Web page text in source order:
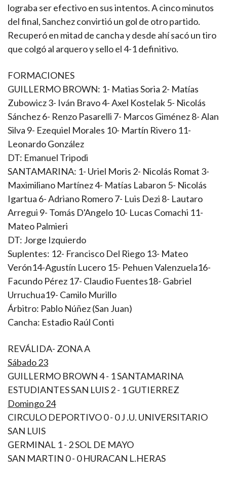
lograba ser efectivo en sus intentos. A cinco minutos
del final, Sanchez convirtió un gol de otro partido.
Recuperó en mitad de cancha y desde ahí sacó un tiro
que colgó al arquero y sello el 4-1 definitivo.
FORMACIONES
GUILLERMO BROWN: 1- Matias Soria 2- Matías
Zubowicz 3- Iván Bravo 4- Axel Kostelak 5- Nicolás
Sánchez 6- Renzo Pasarelli 7- Marcos Giménez 8- Alan
Silva 9- Ezequiel Morales 10- Martín Rivero 11-
Leonardo González
DT: Emanuel Tripodi
SANTAMARINA: 1- Uriel Moris 2- Nicolás Romat 3-
Maximiliano Martínez 4- Matías Labaron 5- Nicolás
Igartua 6- Adriano Romero 7- Luis Dezi 8- Lautaro
Arregui 9- Tomás D'Angelo 10- Lucas Comachi 11-
Mateo Palmieri
DT: Jorge Izquierdo
Suplentes: 12- Francisco Del Riego 13- Mateo
Verón14-Agustín Lucero 15- Pehuen Valenzuela16-
Facundo Pérez 17- Claudio Fuentes18- Gabriel
Urruchua19- Camilo Murillo
Árbitro: Pablo Núñez (San Juan)
Cancha: Estadio Raúl Conti
REVÁLIDA- ZONA A
Sábado 23
GUILLERMO BROWN 4 - 1 SANTAMARINA
ESTUDIANTES SAN LUIS 2 - 1 GUTIERREZ
Domingo 24
CIRCULO DEPORTIVO 0 - 0 J .U. UNIVERSITARIO
SAN LUIS
GERMINAL 1 - 2 SOL DE MAYO
SAN MARTIN 0 - 0 HURACAN L.HERAS